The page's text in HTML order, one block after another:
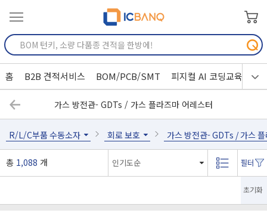
홈 B2B 견적서비스 BOM/PCB/SMT 피지컬 AI 코딩교육
가스 방전관- GDTs / 가스 플라즈마 어레스터
R/L/C부품 수동소자 회로 보호 가스 방전관- GDTs / 가스
총 1,088 개
초기화